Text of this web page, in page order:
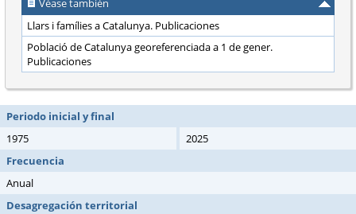
Véase también
Llars i famílies a Catalunya. Publicaciones
Població de Catalunya georeferenciada a 1 de gener.
Publicaciones
Periodo inicial y final
1975
2025
Frecuencia
Anual
Desagregación territorial